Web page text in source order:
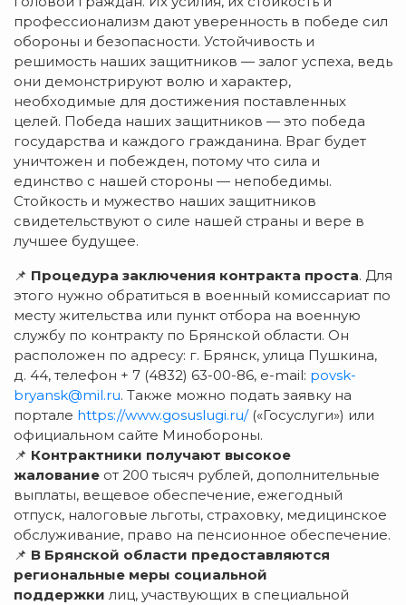
профессионализм дают уверенность в победе сил
обороны и безопасности. Устойчивость и
решимость наших защитников — залог успеха, ведь
они демонстрируют волю и характер,
необходимые для достижения поставленных
целей. Победа наших защитников — это победа
государства и каждого гражданина. Враг будет
уничтожен и побежден, потому что сила и
единство с нашей стороны — непобедимы.
Стойкость и мужество наших защитников
свидетельствуют о силе нашей страны и вере в
лучшее будущее.
📌 Процедура заключения контракта проста. Для
этого нужно обратиться в военный комиссариат по
месту жительства или пункт отбора на военную
службу по контракту по Брянской области. Он
расположен по адресу: г. Брянск, улица Пушкина,
д. 44, телефон + 7 (4832) 63-00-86, e-mail: povsk-
bryansk@mil.ru. Также можно подать заявку на
портале https://www.gosuslugi.ru/(«Госуслуги») или
официальном сайте Минобороны.
📌 Контрактники получают высокое
жалование от 200 тысяч рублей, дополнительные
выплаты, вещевое обеспечение, ежегодный
отпуск, налоговые льготы, страховку, медицинское
обслуживание, право на пенсионное обеспечение.
📌 В Брянской области предоставляются
региональные меры социальной
поддержки лиц, участвующих в специальной